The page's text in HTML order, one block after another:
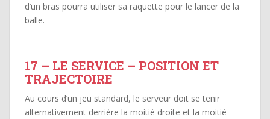
d’un bras pourra utiliser sa raquette pour le lancer de la
balle.
17 – LE SERVICE – POSITION ET
TRAJECTOIRE
Au cours d’un jeu standard, le serveur doit se tenir
alternativement derrière la moitié droite et la moitié